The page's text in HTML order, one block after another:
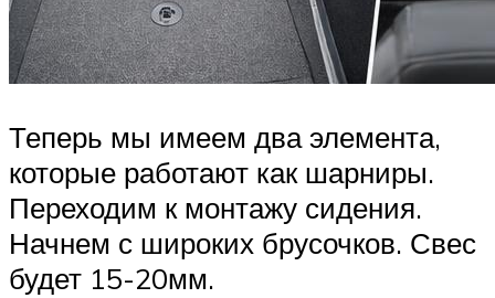
Теперь мы имеем два элемента,
которые работают как шарниры.
Переходим к монтажу сидения.
Начнем с широких брусочков. Свес
будет 15-20мм.